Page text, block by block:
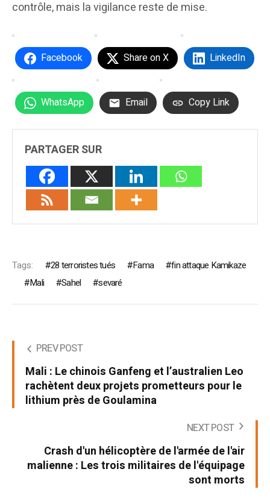
contrôle, mais la vigilance reste de mise.
Facebook Share on X LinkedIn
WhatsApp Email Copy Link
PARTAGER SUR
Tags: 28 terroristes tués Fama
fin attaque Kamikaze
Mali
Sahel sevaré
PREV POST
Mali : Le chinois Ganfeng et l’australien Leo
rachètent deux projets prometteurs pour le
lithium près de Goulamina
NEXT POST
Crash d'un hélicoptère de l'armée de l'air
malienne : Les trois militaires de l'équipage
sont morts